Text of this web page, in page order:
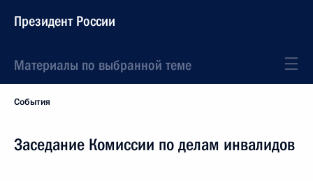
Президент России
Материалы по выбранной теме
События
Заседание Комиссии по делам инвалидов